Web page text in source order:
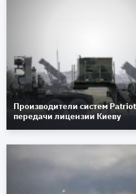
Производители систем
передачи лицензии Киеву